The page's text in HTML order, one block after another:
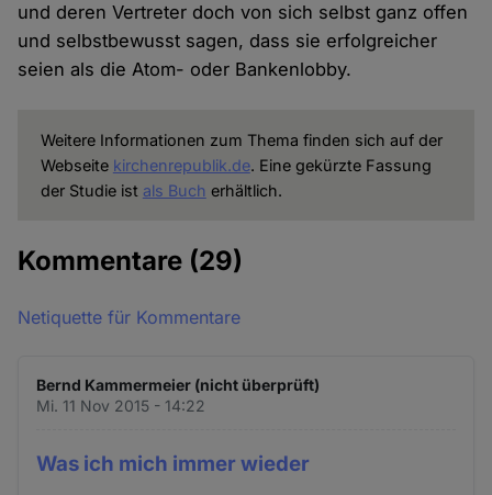
und deren Vertreter doch von sich selbst ganz offen
und selbstbewusst sagen, dass sie erfolgreicher
seien als die Atom- oder Bankenlobby.
Weitere Informationen zum Thema finden sich auf der
Webseite kirchenrepublik.de. Eine gekürzte Fassung
der Studie ist als Buch erhältlich.
Kommentare (29)
Netiquette für Kommentare
Bernd Kammermeier (nicht überprüft)
Mi. 11 Nov 2015 - 14:22
Was ich mich immer wieder